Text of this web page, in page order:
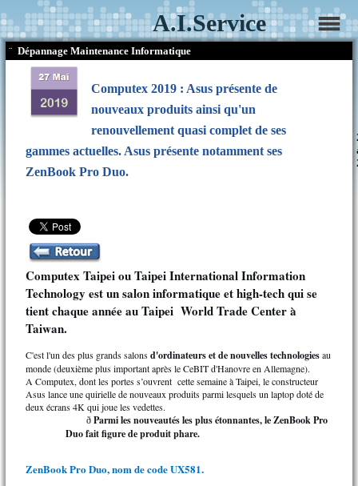
A.I.Service
¨ Dépannage Maintenance Informatique
Computex 2019 : Asus présente de
nouveaux produits ainsi qu'un
renouvellement quasi complet de ses
gammes actuelles. Asus présente notamment ses
ZenBook Pro Duo.
Computex Taipei ou Taipei International Information
Technology est un salon informatique et high-tech qui se
tient chaque année au Taipei World Trade Center à
Taiwan.
C'est l'un des plus grands salonsd'ordinateurs et de nouvelles technologiesau
monde (deuxième plus important après le CeBIT d'Hanovre en Allemagne).
A Computex, dont les portes s’ouvrent cette semaine à Taipei, le constructeur
Asus lance une quirielle de nouveaux produits parmi lesquels un laptop doté de
deux écrans 4K qui joue les vedettes.
ð Parmi les nouveautés les plus étonnantes, le ZenBook Pro
Duo fait figure de produit phare.
ZenBook Pro Duo, nom de code UX581.